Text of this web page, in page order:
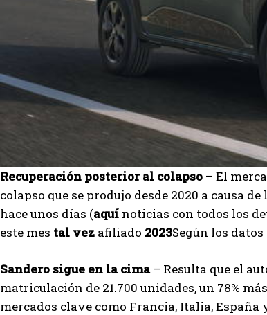
Recuperación posterior al colapso – El
colapso que se produjo desde 2020 a causa
hace unos días (aquí noticias con todos los
este mes tal vez afiliado 2023Según los
Sandero sigue en la cima– Resulta que el
matriculación de 21.700 unidades, un 78%
mercados clave como Francia, Italia,